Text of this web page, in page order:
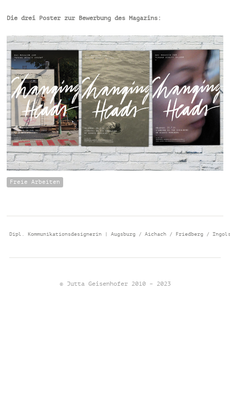
Die drei Poster zur Bewerbung des Magazins:
Freie Arbeiten
Dipl. Kommunikationsdesignerin | Augsburg / Aichach / Friedberg /
© Jutta Geisenhofer 2010 – 2023